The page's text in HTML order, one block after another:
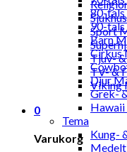
Sport
Tjuv-
TV- &
Viking
0
Varukorg
80-
90-
Barn
Cirkus
Djur
Grek-
Tema
Kung-